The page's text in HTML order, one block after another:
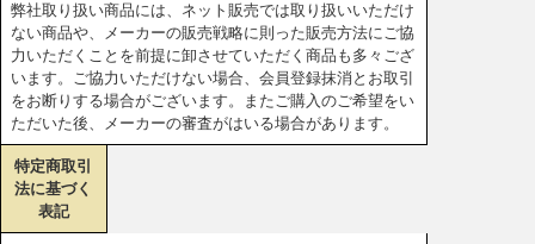
弊社取り扱い商品には、ネット販売では取り扱いいただけ
ない商品や、メーカーの販売戦略に則った販売方法にご協
力いただくことを前提に卸させていただく商品も多々ござ
います。ご協力いただけない場合、会員登録抹消とお取引
をお断りする場合がございます。またご購入のご希望をい
ただいた後、メーカーの審査がはいる場合があります。
特定商取引
法に基づく
表記